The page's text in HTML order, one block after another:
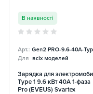
В наявності
Арт.: Gen2 PRO-9.6-40А-Typ
Для всіх моделей
Зарядка для
Type 1 9.6 кВт 40А 1-фаза
Pro (EVEUS) Svartex